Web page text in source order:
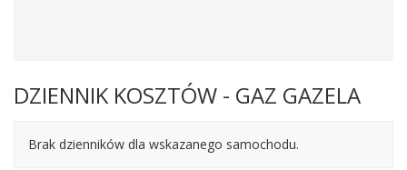
DZIENNIK KOSZTÓW - GAZ GAZELA
Brak dzienników dla wskazanego samochodu.